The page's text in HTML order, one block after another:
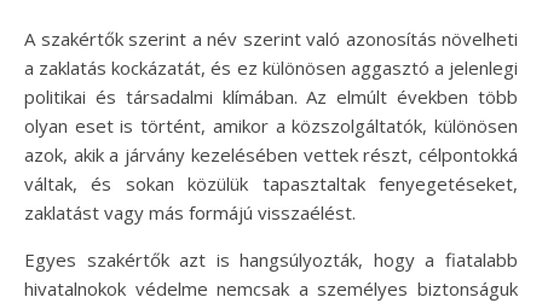
A szakértők szerint a név szerint való azonosítás növelheti
a zaklatás kockázatát, és ez különösen aggasztó a jelenlegi
politikai és társadalmi klímában. Az elmúlt években több
olyan eset is történt, amikor a közszolgáltatók, különösen
azok, akik a járvány kezelésében vettek részt, célpontokká
váltak, és sokan közülük tapasztaltak fenyegetéseket,
zaklatást vagy más formájú visszaélést.
Egyes szakértők azt is hangsúlyozták, hogy a fiatalabb
hivatalnokok védelme nemcsak a személyes biztonságuk